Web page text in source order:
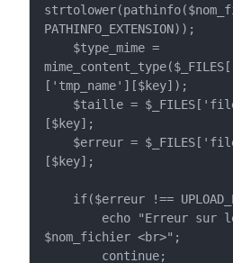
PATHINFO_EXTENSION));
['tmp_name'][$key]);
[$key];
[$key];
$nom_fichier <br>";